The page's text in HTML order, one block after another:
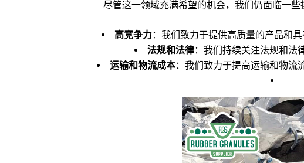
尽管这一领域充满希望的机会，我们仍面临一些
高竞争力：我们致力于提供高质量的产品和
法规和法律：我们持续关注法规和法
运输和物流成本：我们致力于提高运输和物流